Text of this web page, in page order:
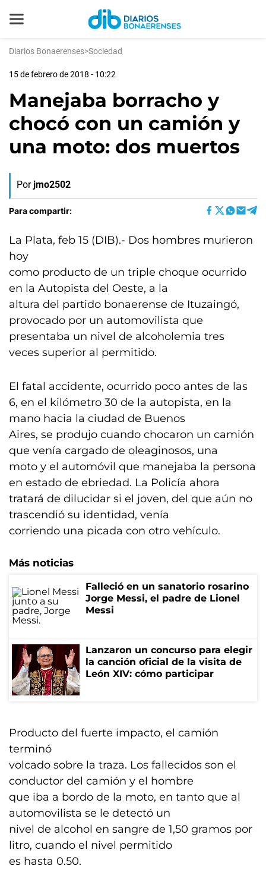
Diarios Bonaerenses>Sociedad
15 de febrero de 2018 - 10:22
Manejaba borracho y
chocó con un camión y
una moto: dos muertos
Por jmo2502
Para compartir:
La Plata, feb 15 (DIB).- Dos hombres murieron
hoy
como producto de un triple choque ocurrido
en la Autopista del Oeste, a la
altura del partido bonaerense de Ituzaingó,
provocado por un automovilista que
presentaba un nivel de alcoholemia tres
veces superior al permitido.
El fatal accidente, ocurrido poco antes de las
6, en el kilómetro 30 de la autopista, en la
mano hacia la ciudad de Buenos
Aires, se produjo cuando chocaron un camión
que venía cargado de oleaginosos, una
moto y el automóvil que manejaba la persona
en estado de ebriedad. La Policía ahora
tratará de dilucidar si el joven, del que aún no
trascendió su identidad, venía
corriendo una picada con otro vehículo.
Más noticias
Falleció en un sanatorio rosarino
Jorge Messi, el padre de Lionel
Messi
Lanzaron un concurso para elegir
la canción oficial de la visita de
León XIV: cómo participar
Producto del fuerte impacto, el camión
terminó
volcado sobre la traza. Los fallecidos son el
conductor del camión y el hombre
que iba a bordo de la moto, en tanto que al
automovilista se le detectó un
nivel de alcohol en sangre de 1,50 gramos por
litro, cuando el nivel permitido
es hasta 0.50.